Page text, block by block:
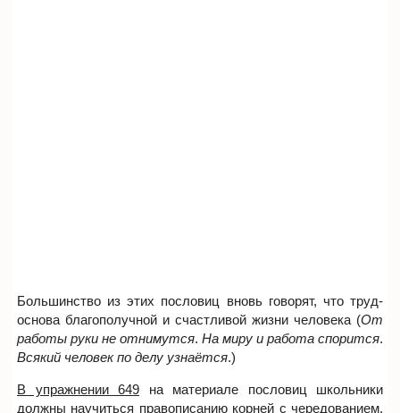
Большинство из этих пословиц вновь говорят, что труд-
основа благополучной и счастливой жизни человека (От
работы руки не отнимутся. На миру и работа спорится.
Всякий человек по делу узнаётся.)
В упражнении 649 на материале пословиц школьники
должны научиться правописанию корней с чередованием.